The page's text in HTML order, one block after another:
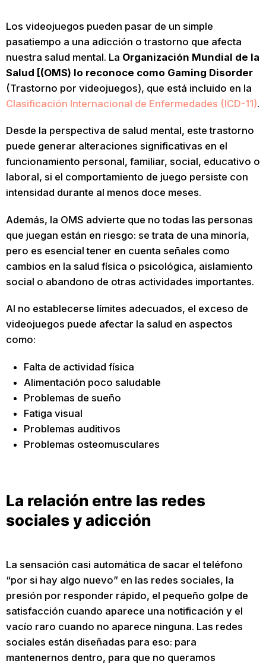
Los videojuegos pueden pasar de un simple
pasatiempo a una adicción o trastorno que afecta
nuestra salud mental. La Organización Mundial de la
Salud [(OMS) lo reconoce como Gaming Disorder
(Trastorno por videojuegos), que está incluido en la
Clasificación Internacional de Enfermedades (ICD-11).
Desde la perspectiva de salud mental, este trastorno
puede generar alteraciones significativas en el
funcionamiento personal, familiar, social, educativo o
laboral, si el comportamiento de juego persiste con
intensidad durante al menos doce meses.
Además, la OMS advierte que no todas las personas
que juegan están en riesgo: se trata de una minoría,
pero es esencial tener en cuenta señales como
cambios en la salud física o psicológica, aislamiento
social o abandono de otras actividades importantes.
Al no establecerse límites adecuados, el exceso de
videojuegos puede afectar la salud en aspectos
como:
Falta de actividad física
Alimentación poco saludable
Problemas de sueño
Fatiga visual
Problemas auditivos
Problemas osteomusculares
La relación entre las redes
sociales y adicción
La sensación casi automática de sacar el teléfono
“por si hay algo nuevo” en las redes sociales, la
presión por responder rápido, el pequeño golpe de
satisfacción cuando aparece una notificación y el
vacío raro cuando no aparece ninguna. Las redes
sociales están diseñadas para eso: para
mantenernos dentro, para que no queramos